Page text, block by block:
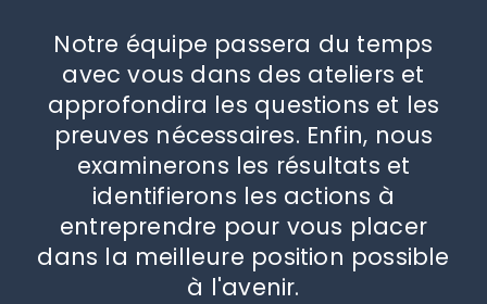
Notre équipe passera du temps
avec vous dans des ateliers et
approfondira les questions et les
preuves nécessaires. Enfin, nous
examinerons les résultats et
identifierons les actions à
entreprendre pour vous placer
dans la meilleure position possible
à l'avenir.